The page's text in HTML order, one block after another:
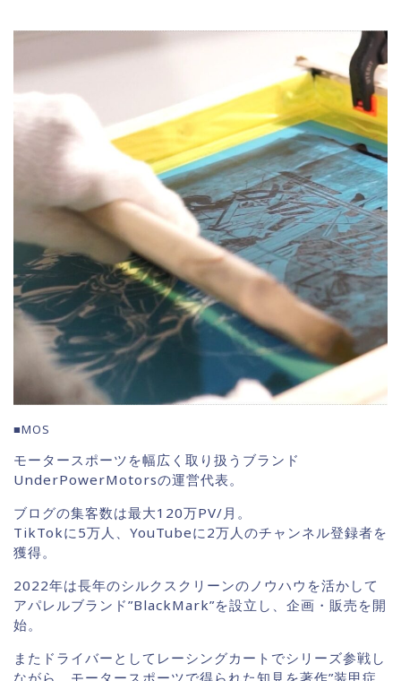
■MOS
モータースポーツを幅広く取り扱うブランド
UnderPowerMotorsの運営代表。
ブログの集客数は最大120万PV/月。
TikTokに5万人、YouTubeに2万人のチャンネル登録者を
獲得。
2022年は長年のシルクスクリーンのノウハウを活かして
アパレルブランド”BlackMark”を設立し、企画・販売を開
始。
またドライバーとしてレーシングカートでシリーズ参戦し